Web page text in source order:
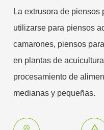
La extrusora de
utilizarse para piensos
camarones, piensos
en plantas de
procesamiento de
medianas y pequeñas.